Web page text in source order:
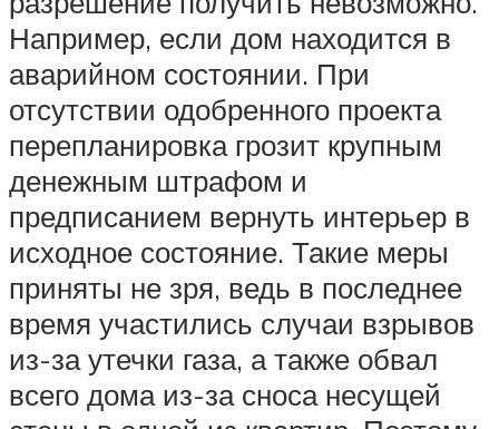
Например, если дом находится в
аварийном состоянии. При
отсутствии одобренного проекта
перепланировка грозит крупным
денежным штрафом и
предписанием вернуть интерьер в
исходное состояние. Такие меры
приняты не зря, ведь в последнее
время участились случаи взрывов
из-за утечки газа, а также обвал
всего дома из-за сноса несущей